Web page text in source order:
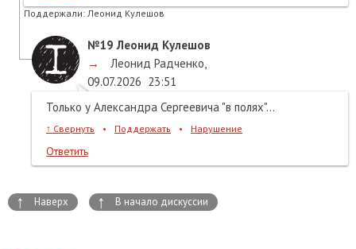
Поддержали: Леонид Кулешов
№19 Леонид Кулешов
→
Леонид Радченко,
09.07.2026 23:51
Только у Александра Сергеевича "в полях"...
↑ Свернуть • Поддержать • Нарушение
Ответить
↑ Наверх ↑ В начало дискуссии